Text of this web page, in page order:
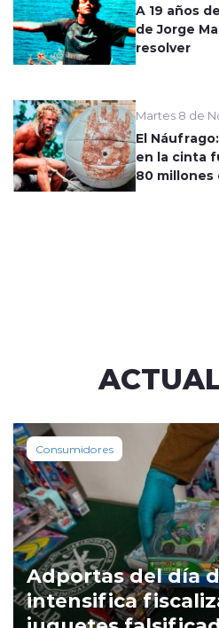
A 19 años
de Jorge
resolver
Martes 8 de
El
en la cinta
80 millones
Consumidores
Adportas del día
intensifica